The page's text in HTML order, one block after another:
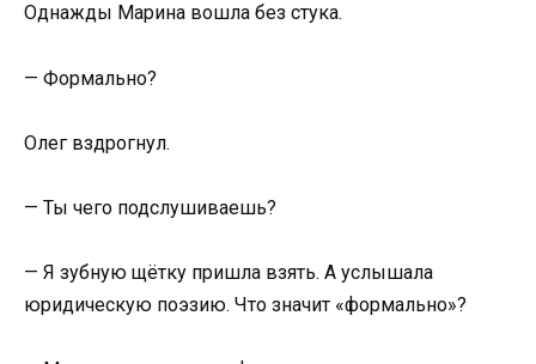
Однажды Марина вошла без стука.
— Формально?
Олег вздрогнул.
— Ты чего подслушиваешь?
— Я зубную щётку пришла взять. А услышала
юридическую поэзию. Что значит «формально»?